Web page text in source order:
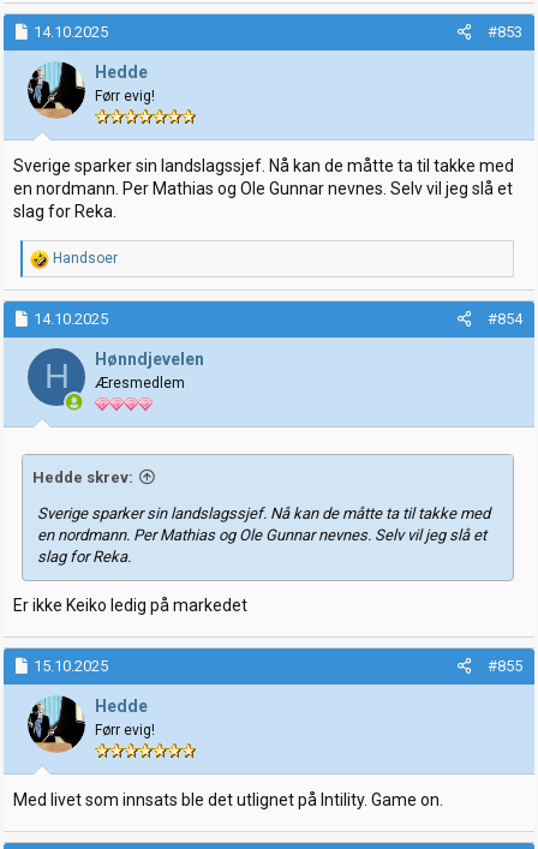
14.10.2025 #853
Hedde
Førr evig!
Sverige sparker sin landslagssjef. Nå kan de måtte ta til takke med
en nordmann. Per Mathias og Ole Gunnar nevnes. Selv vil jeg slå et
slag for Reka.
R
e
a
k
j
o
e
r
Handsoer
14.10.2025 #854
H Hønndjevelen
Æresmedlem
Hedde skrev:
Sverige sparker sin landslagssjef. Nå kan de måtte ta til takke med
en nordmann. Per Mathias og Ole Gunnar nevnes. Selv vil jeg slå et
slag for Reka.
Er ikke Keiko ledig på markedet
15.10.2025 #855
Hedde
Førr evig!
Med livet som innsats ble det utlignet på Intility. Game on.